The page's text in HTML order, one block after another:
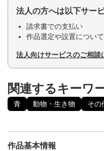
法人の方へは以下サー
請求書での支払い
作品選定や設置について
法人向けサービスのご相談
関連するキーワ
青 動物・生き物 その
作品基本情報